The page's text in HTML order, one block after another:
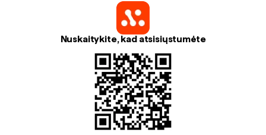
Nuskaitykite, kad atsisiųstumėte